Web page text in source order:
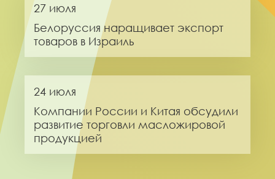
27 июля
Белоруссия наращивает экспорт
товаров в Израиль
24 июля
Компании России и Китая обсудили
развитие торговли масложировой
продукцией